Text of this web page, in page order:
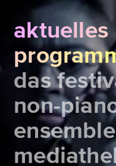
aktuelles
das
non-
ensemble